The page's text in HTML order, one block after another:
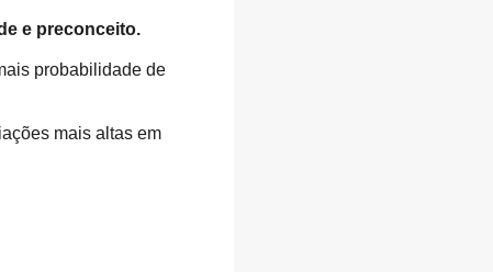
e preconceito.
probabilidade de
mais altas em